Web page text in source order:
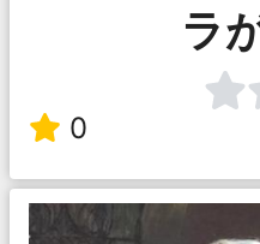
ラ
0